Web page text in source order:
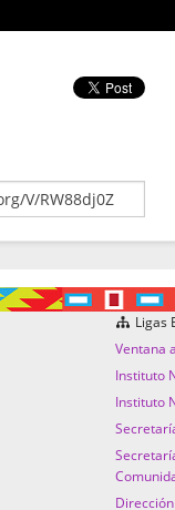
Ligas
Ventana
Instituto
Instituto